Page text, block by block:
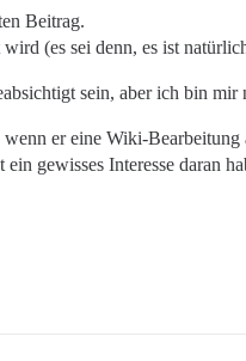
Beitrag.
(es sei denn, es ist
sein, aber ich bin mir
er eine Wiki-Bearbeitung
gewisses Interesse daran